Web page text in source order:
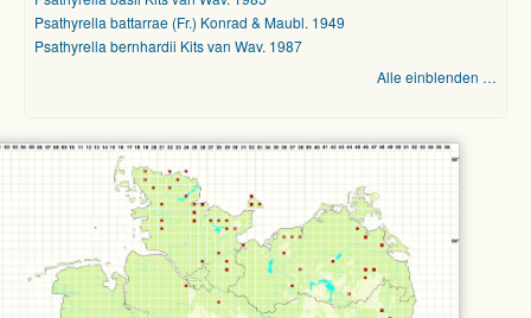
Psathyrella battarrae (Fr.) Konrad & Maubl. 1949
Psathyrella bernhardii Kits van Wav. 1987
Alle einblenden …